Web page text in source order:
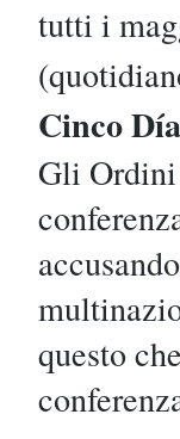
tutti i
Cinco
Gli Ordini
questo